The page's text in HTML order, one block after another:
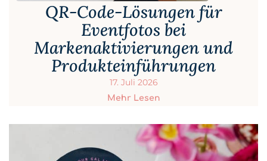
QR-Code-Lösungen für
Eventfotos bei
Markenaktivierungen und
Produkteinführungen
17. Juli 2026
Mehr Lesen